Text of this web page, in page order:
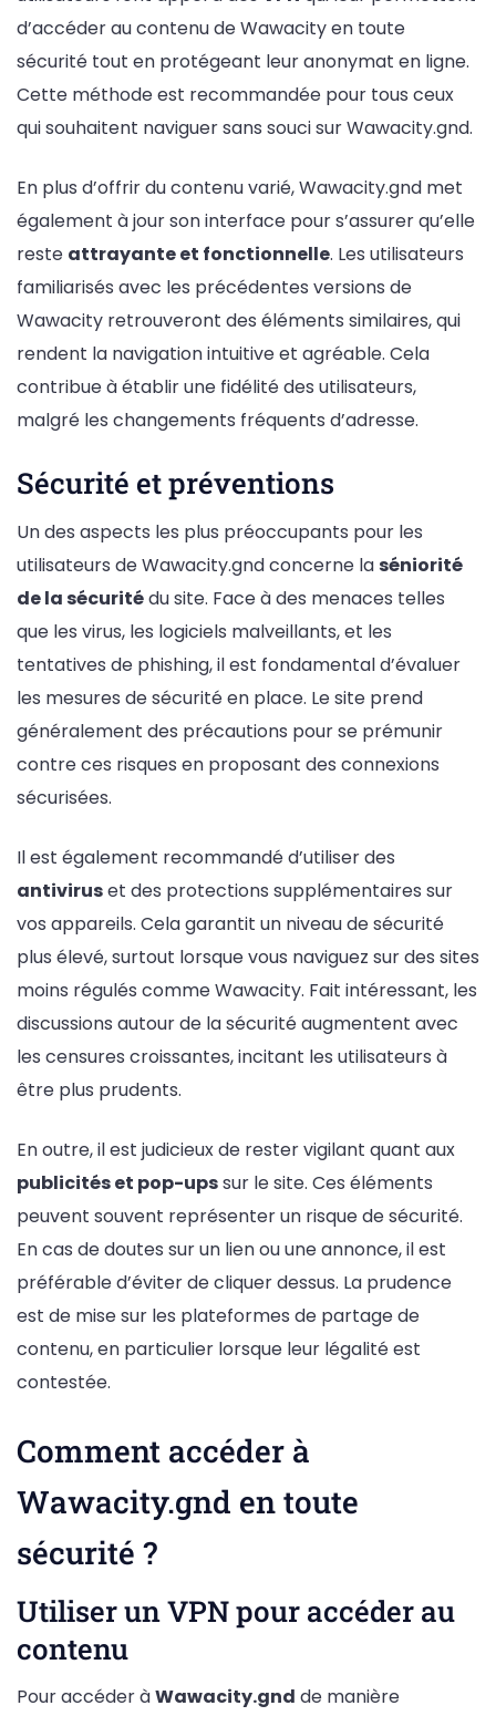
d’accéder au contenu de Wawacity en toute
sécurité tout en protégeant leur anonymat en ligne.
Cette méthode est recommandée pour tous ceux
qui souhaitent naviguer sans souci sur Wawacity.gnd.
En plus d’offrir du contenu varié, Wawacity.gnd met
également à jour son interface pour s’assurer qu’elle
reste attrayante et fonctionnelle. Les utilisateurs
familiarisés avec les précédentes versions de
Wawacity retrouveront des éléments similaires, qui
rendent la navigation intuitive et agréable. Cela
contribue à établir une fidélité des utilisateurs,
malgré les changements fréquents d’adresse.
Sécurité et préventions
Un des aspects les plus préoccupants pour les
utilisateurs de Wawacity.gnd concerne la séniorité
de la sécuritédu site. Face à des menaces telles
que les virus, les logiciels malveillants, et les
tentatives de phishing, il est fondamental d’évaluer
les mesures de sécurité en place. Le site prend
généralement des précautions pour se prémunir
contre ces risques en proposant des connexions
sécurisées.
Il est également recommandé d’utiliser des
antiviruset des protections supplémentaires sur
vos appareils. Cela garantit un niveau de sécurité
plus élevé, surtout lorsque vous naviguez sur des sites
moins régulés comme Wawacity. Fait intéressant, les
discussions autour de la sécurité augmentent avec
les censures croissantes, incitant les utilisateurs à
être plus prudents.
En outre, il est judicieux de rester vigilant quant aux
publicités et pop-upssur le site. Ces éléments
peuvent souvent représenter un risque de sécurité.
En cas de doutes sur un lien ou une annonce, il est
préférable d’éviter de cliquer dessus. La prudence
est de mise sur les plateformes de partage de
contenu, en particulier lorsque leur légalité est
contestée.
Comment accéder à
Wawacity.gnd en toute
sécurité ?
Utiliser un VPN pour accéder au
contenu
Pour accéder àWawacity.gnd de manière